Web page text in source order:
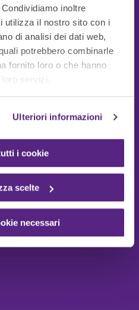
inoltre
utilizza il nostro sito con i
di analisi dei dati web,
potrebbero combinarle
fornito loro o che hanno
servizi.
Ulteriori informazioni
i cookie
scelte
necessari
Utili